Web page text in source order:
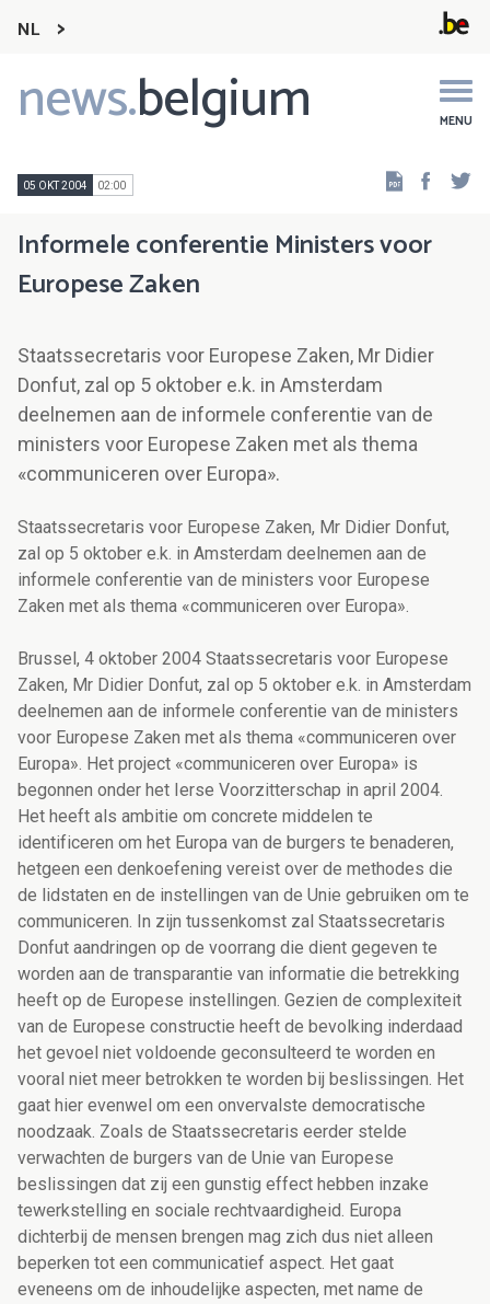
NL
news.belgium MENU
Main
navigation
05 OKT 2004 02:00
Informele conferentie Ministers voor
Europese Zaken
Staatssecretaris voor Europese Zaken, Mr Didier
Donfut, zal op 5 oktober e.k. in Amsterdam
deelnemen aan de informele conferentie van de
ministers voor Europese Zaken met als thema
«communiceren over Europa».
Staatssecretaris voor Europese Zaken, Mr Didier Donfut,
zal op 5 oktober e.k. in Amsterdam deelnemen aan de
informele conferentie van de ministers voor Europese
Zaken met als thema «communiceren over Europa».
Brussel, 4 oktober 2004 Staatssecretaris voor Europese
Zaken, Mr Didier Donfut, zal op 5 oktober e.k. in Amsterdam
deelnemen aan de informele conferentie van de ministers
voor Europese Zaken met als thema «communiceren over
Europa». Het project «communiceren over Europa» is
begonnen onder het Ierse Voorzitterschap in april 2004.
Het heeft als ambitie om concrete middelen te
identificeren om het Europa van de burgers te benaderen,
hetgeen een denkoefening vereist over de methodes die
de lidstaten en de instellingen van de Unie gebruiken om te
communiceren. In zijn tussenkomst zal Staatssecretaris
Donfut aandringen op de voorrang die dient gegeven te
worden aan de transparantie van informatie die betrekking
heeft op de Europese instellingen. Gezien de complexiteit
van de Europese constructie heeft de bevolking inderdaad
het gevoel niet voldoende geconsulteerd te worden en
vooral niet meer betrokken te worden bij beslissingen. Het
gaat hier evenwel om een onvervalste democratische
noodzaak. Zoals de Staatssecretaris eerder stelde
verwachten de burgers van de Unie van Europese
beslissingen dat zij een gunstig effect hebben inzake
tewerkstelling en sociale rechtvaardigheid. Europa
dichterbij de mensen brengen mag zich dus niet alleen
beperken tot een communicatief aspect. Het gaat
eveneens om de inhoudelijke aspecten, met name de